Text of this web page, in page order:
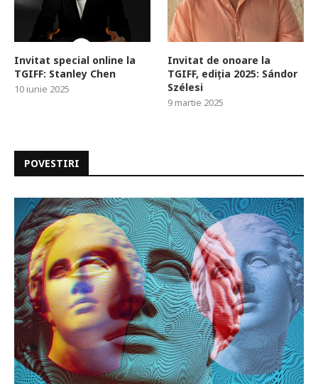
Invitat special online la
TGIFF: Stanley Chen
10 iunie 2025
Invitat de onoare la
TGIFF, ediția 2025: Sándor
Szélesi
9 martie 2025
POVESTIRI